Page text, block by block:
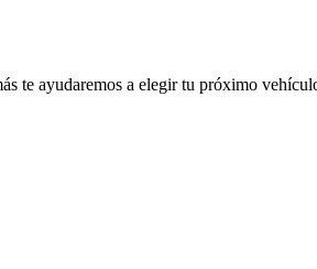
te ayudaremos a elegir tu próximo